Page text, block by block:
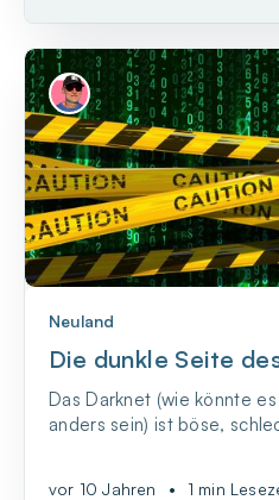
Neuland
Die dunkle Seite
Das Darknet (wie könnte
anders sein) ist böse,
vor 10 Jahren • 1 min